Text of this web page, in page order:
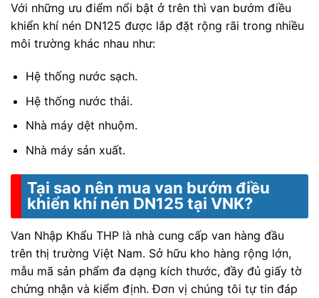
Với những ưu điểm nổi bật ở trên thì van bướm điều
khiển khí nén DN125 được lắp đặt rộng rãi trong nhiều
môi trường khác nhau như:
Hệ thống nước sạch.
Hệ thống nước thải.
Nhà máy dệt nhuộm.
Nhà máy sản xuất.
Tại sao nên mua van bướm điều
khiển khí nén DN125 tại VNK?
Van Nhập Khẩu THP là nhà cung cấp van hàng đầu
trên thị trường Việt Nam. Sở hữu kho hàng rộng lớn,
mẫu mã sản phẩm đa dạng kích thước, đầy đủ giấy tờ
chứng nhận và kiểm định. Đơn vị chúng tôi tự tin đáp